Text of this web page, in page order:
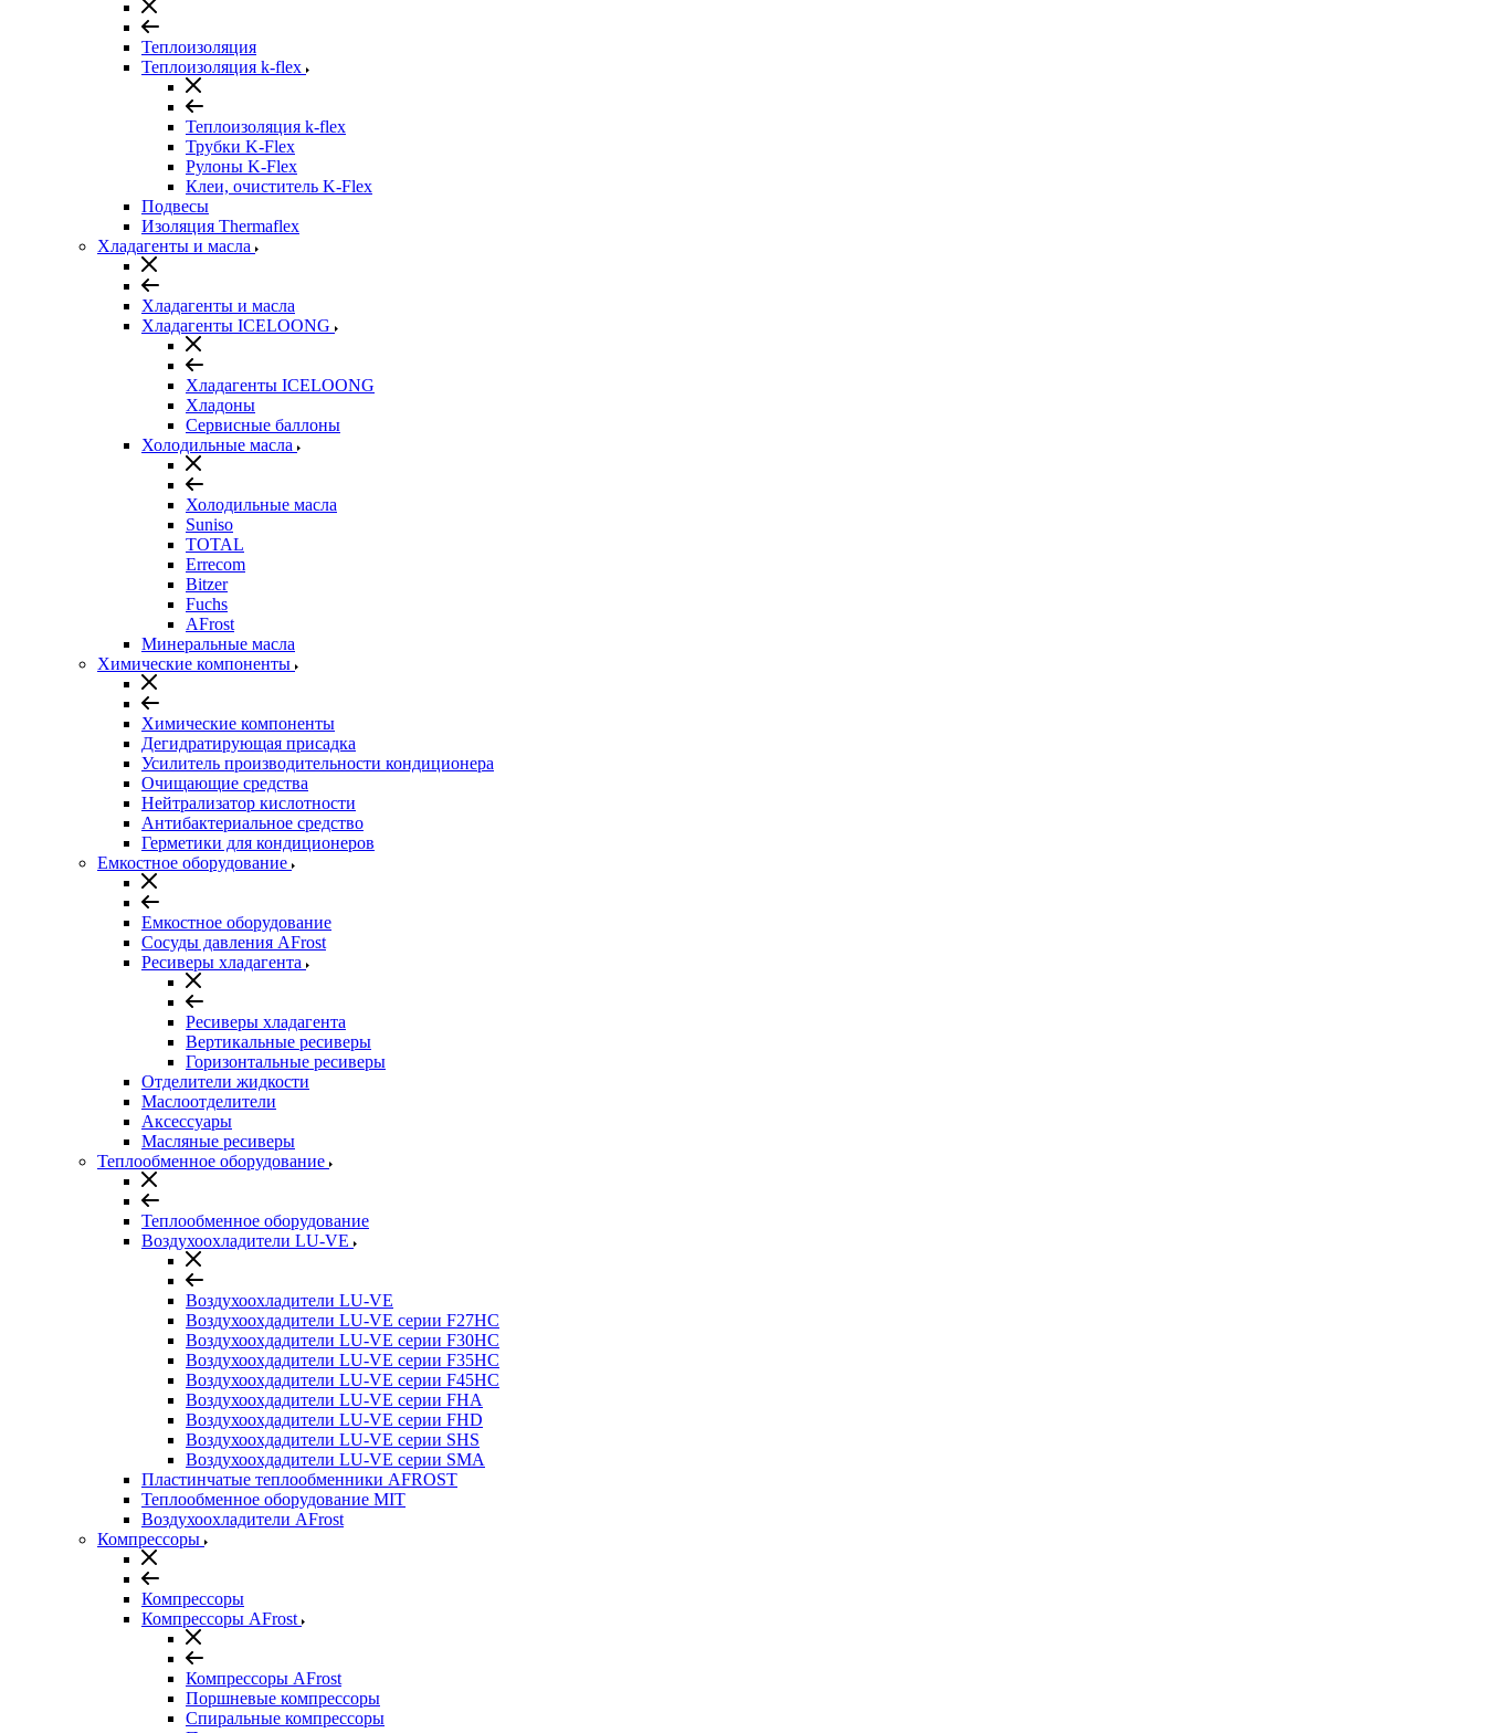
Теплоизоляция
Теплоизоляция k-flex
Теплоизоляция k-flex
Трубки K-Flex
Рулоны K-Flex
Клеи, очиститель K-Flex
Подвесы
Изоляция Thermaflex
Хладагенты и масла
Хладагенты и масла
Хладагенты ICELOONG
Хладагенты ICELOONG
Хладоны
Сервисные баллоны
Холодильные масла
Холодильные масла
Suniso
TOTAL
Errecom
Bitzer
Fuchs
AFrost
Минеральные масла
Химические компоненты
Химические компоненты
Дегидратирующая присадка
Усилитель производительности кондиционера
Очищающие средства
Нейтрализатор кислотности
Антибактериальное средство
Герметики для кондиционеров
Емкостное оборудование
Емкостное оборудование
Сосуды давления AFrost
Ресиверы хладагента
Ресиверы хладагента
Вертикальные ресиверы
Горизонтальные ресиверы
Отделители жидкости
Маслоотделители
Аксессуары
Масляные ресиверы
Теплообменное оборудование
Теплообменное оборудование
Воздухоохладители LU-VE
Воздухоохладители LU-VE
Воздухоохдадители LU-VE серии F27HC
Воздухоохдадители LU-VE серии F30HC
Воздухоохдадители LU-VE серии F35HC
Воздухоохдадители LU-VE серии F45HC
Воздухоохдадители LU-VE серии FHA
Воздухоохдадители LU-VE серии FHD
Воздухоохдадители LU-VE серии SHS
Воздухоохдадители LU-VE серии SMA
Пластинчатые теплообменники AFROST
Теплообменное оборудование MIT
Воздухоохладители AFrost
Компрессоры
Компрессоры
Компрессоры AFrost
Компрессоры AFrost
Поршневые компрессоры
Спиральные компрессоры